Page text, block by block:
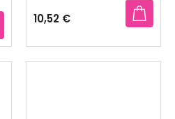
produktu
je
z
5
10,52 €